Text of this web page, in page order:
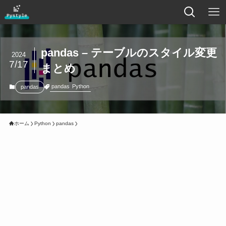
pandas – テーブルのスタイル変更
まとめ
2024
7/17
pandas pandas Python
ホーム Python pandas